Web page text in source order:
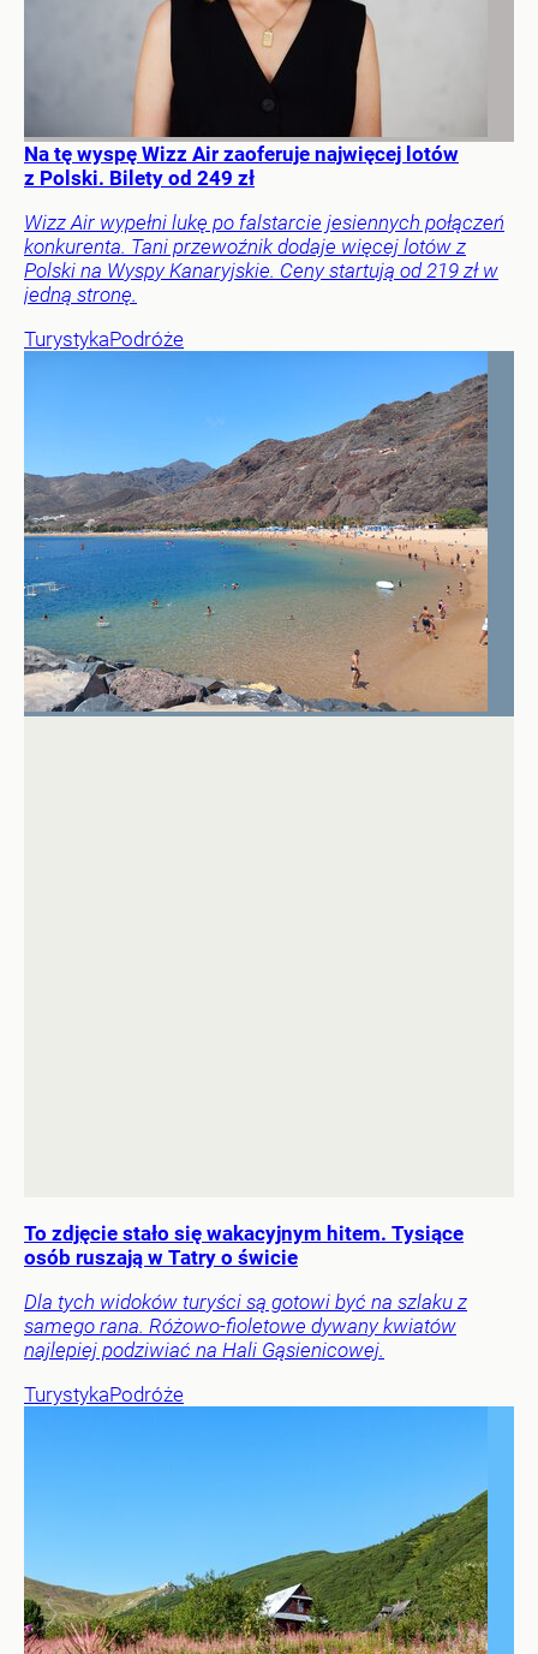
Na tę wyspę Wizz Air zaoferuje najwięcej lotów
z Polski. Bilety od 249 zł
Wizz Air wypełni lukę po falstarcie jesiennych połączeń
konkurenta. Tani przewoźnik dodaje więcej lotów z
Polski na Wyspy Kanaryjskie. Ceny startują od 219 zł w
jedną stronę.
TurystykaPodróże
To zdjęcie stało się wakacyjnym hitem. Tysiące
osób ruszają w Tatry o świcie
Dla tych widoków turyści są gotowi być na szlaku z
samego rana. Różowo-fioletowe dywany kwiatów
najlepiej podziwiać na Hali Gąsienicowej.
TurystykaPodróże